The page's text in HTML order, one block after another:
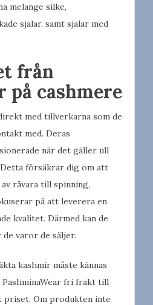
melange silke,
sjalar, samt sjalar med
från
på cashmere
med tillverkarna som de
med. Deras
när det gäller ull
försäkrar dig om att
råvara till spinning,
på att leverera en
kvalitet. Därmed kan de
varor de säljer.
kashmir måste kännas
PashminaWear fri frakt till
priset. Om produkten inte